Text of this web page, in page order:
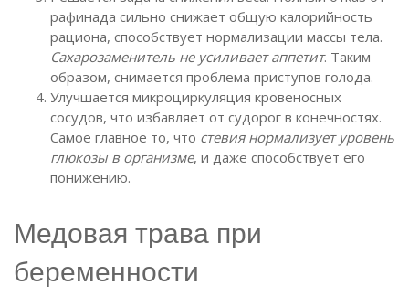
рафинада сильно снижает общую калорийность
рациона, способствует нормализации массы тела.
Сахарозаменитель не усиливает аппетит. Таким
образом, снимается проблема приступов голода.
Улучшается микроциркуляция кровеносных
сосудов, что избавляет от судорог в конечностях.
Самое главное то, что стевия нормализует уровень
глюкозы в организме, и даже способствует его
понижению.
Медовая трава при
беременности